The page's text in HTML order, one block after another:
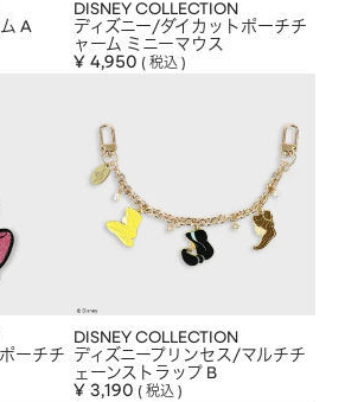
A
DISNEY COLLECTION
ディズニー/ダイカットポーチチ
ャーム ミニーマウス
¥ 4,950 税込
ーチチ
DISNEY COLLECTION
ディズニープリンセス/マルチチ
ェーンストラップ B
¥ 3,190 税込